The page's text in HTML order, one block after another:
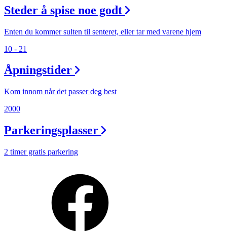
Min Shopping-app
Steder å spise noe godt
Enten du kommer sulten til senteret, eller tar med varene hjem
10 - 21
Åpningstider
Kom innom når det passer deg best
2000
Parkeringsplasser
2 timer gratis parkering